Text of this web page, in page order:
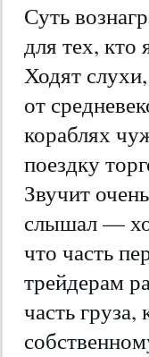
Суть
для тех,
Ходят
от
кораблях
поездку
Звучит
слышал —
что часть
трейдерам
часть